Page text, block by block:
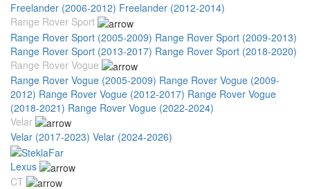
Freelander (2006-2012) Freelander (2012-2014)
Range Rover Sport
Range Rover Sport (2005-2009) Range Rover Sport (2009-2013)
Range Rover Sport (2013-2017) Range Rover Sport (2018-2020)
Range Rover Vogue
Range Rover Vogue (2005-2009) Range Rover Vogue (2009-
2012) Range Rover Vogue (2012-2017) Range Rover Vogue
(2018-2021) Range Rover Vogue (2022-2024)
Velar
Velar (2017-2023) Velar (2024-2026)
Lexus
CT